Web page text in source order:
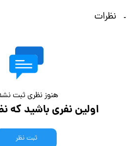
نظرات
هنوز نظری ثبت
اولین نفری باشید که
ثبت نظر